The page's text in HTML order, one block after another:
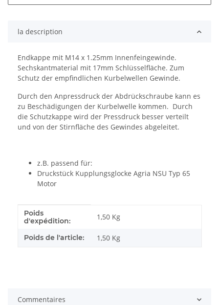
la description
Endkappe mit M14 x 1.25mm Innenfeingewinde.
Sechskantmaterial mit 17mm Schlüsselfläche. Zum
Schutz der empfindlichen Kurbelwellen Gewinde.
Durch den Anpressdruck der Abdrückschraube kann es
zu Beschädigungen der Kurbelwelle kommen. Durch
die Schutzkappe wird der Pressdruck besser verteilt
und von der Stirnfläche des Gewindes abgeleitet.
z.B. passend für:
Druckstück Kupplungsglocke Agria NSU Typ 65
Motor
#productDetails.itemInformation#
#productDetails.itemValue#
Poids
d'expédition:
1,50 Kg
Poids de l'article: 1,50 Kg
Commentaires